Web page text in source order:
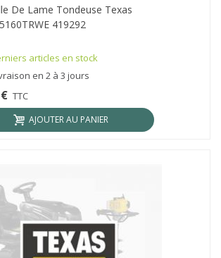
De Lame Tondeuse Texas
419292
articles en stock
en 2 à 3 jours
TTC
AJOUTER AU PANIER